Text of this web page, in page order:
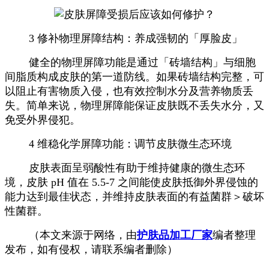
3 修补物理屏障结构：养成强韧的「厚脸皮」
健全的物理屏障功能是通过「砖墙结构」与细胞
间脂质构成皮肤的第一道防线。如果砖墙结构完整，可
以阻止有害物质入侵，也有效控制水分及营养物质丢
失。简单来说，物理屏障能保证皮肤既不丢失水分，又
免受外界侵犯。
4 维稳化学屏障功能：调节皮肤微生态环境
皮肤表面呈弱酸性有助于维持健康的微生态环
境，皮肤 pH 值在 5.5-7 之间能使皮肤抵御外界侵蚀的
能力达到最佳状态，并维持皮肤表面的有益菌群＞破坏
性菌群。
（本文来源于网络，由护肤品加工厂家编者整理
发布，如有侵权，请联系编者删除）